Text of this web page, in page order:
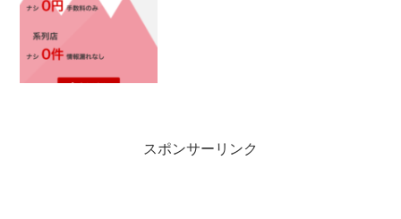
スポンサーリンク